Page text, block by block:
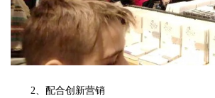
2、配合创新营销